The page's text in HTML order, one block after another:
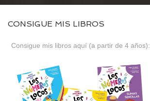
CONSIGUE MIS LIBROS
Consigue mis libros aquí (a partir de 4 años):